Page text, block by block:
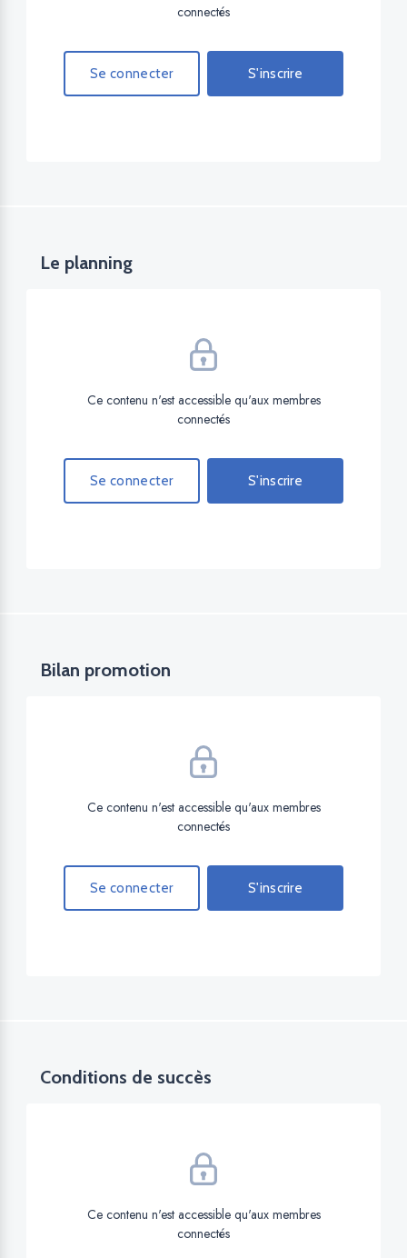
connectés
Se connecter S'inscrire
Le planning
Ce contenu n'est accessible qu'aux membres
connectés
Se connecter S'inscrire
Bilan promotion
Ce contenu n'est accessible qu'aux membres
connectés
Se connecter S'inscrire
Conditions de succès
Ce contenu n'est accessible qu'aux membres
connectés